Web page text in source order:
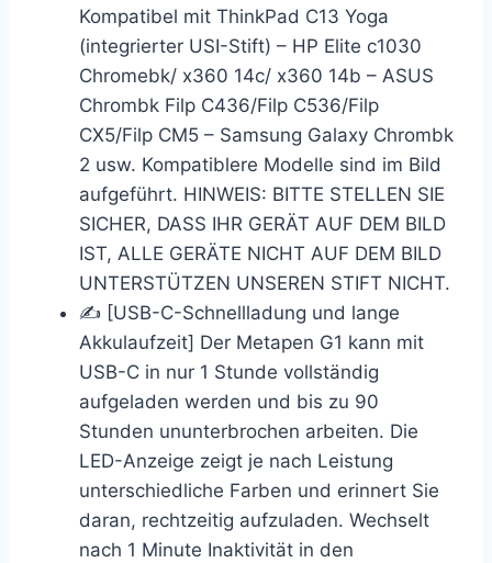
Kompatibel mit ThinkPad C13 Yoga
(integrierter USI-Stift) – HP Elite c1030
Chromebk/ x360 14c/ x360 14b – ASUS
Chrombk Filp C436/Filp C536/Filp
CX5/Filp CM5 – Samsung Galaxy Chrombk
2 usw. Kompatiblere Modelle sind im Bild
aufgeführt. HINWEIS: BITTE STELLEN SIE
SICHER, DASS IHR GERÄT AUF DEM BILD
IST, ALLE GERÄTE NICHT AUF DEM BILD
UNTERSTÜTZEN UNSEREN STIFT NICHT.
✍ [USB-C-Schnellladung und lange
Akkulaufzeit] Der Metapen G1 kann mit
USB-C in nur 1 Stunde vollständig
aufgeladen werden und bis zu 90
Stunden ununterbrochen arbeiten. Die
LED-Anzeige zeigt je nach Leistung
unterschiedliche Farben und erinnert Sie
daran, rechtzeitig aufzuladen. Wechselt
nach 1 Minute Inaktivität in den